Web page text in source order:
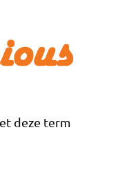
deze term